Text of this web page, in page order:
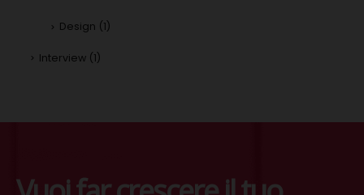
Design (1)
Interview (1)